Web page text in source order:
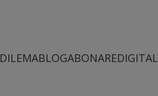
DILEMABLOGABONAREDIGITAL